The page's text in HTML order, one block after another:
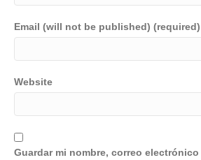
Email (will not be published) (required)
Website
Guardar mi nombre, correo